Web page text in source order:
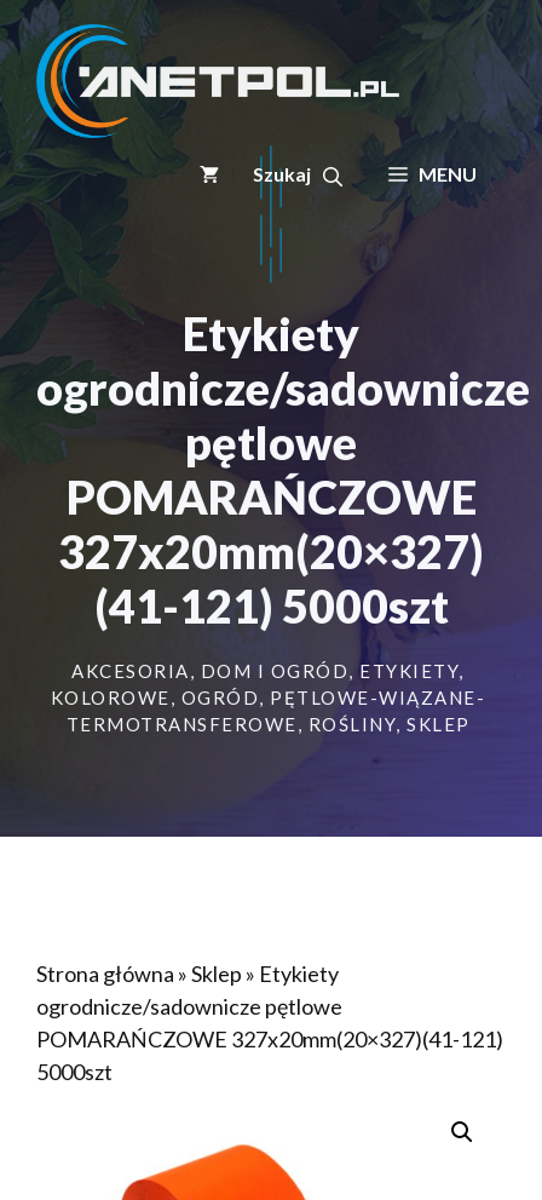
Przejdź
do
treści
MENU
Etykiety
ogrodnicze/sadownicze
pętlowe
POMARAŃCZOWE
327x20mm(20×327)
(41-121) 5000szt
AKCESORIA, DOM I OGRÓD, ETYKIETY,
KOLOROWE, OGRÓD, PĘTLOWE-WIĄZANE-
TERMOTRANSFEROWE, ROŚLINY, SKLEP
Strona główna »Sklep » Etykiety
ogrodnicze/sadownicze pętlowe
POMARAŃCZOWE 327x20mm(20×327)(41-121)
5000szt